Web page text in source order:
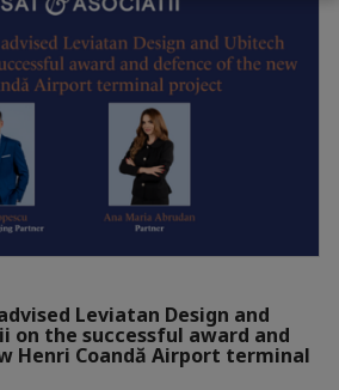
Leviatan Design and
on the successful award and
Henri Coandă Airport terminal